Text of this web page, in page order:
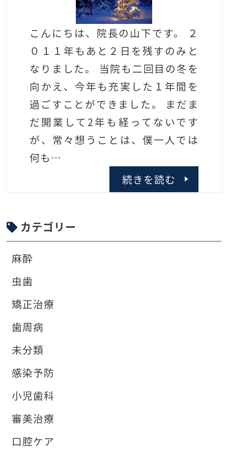
こんにちは、院長の山下です。 ２
０１１年もあと２日を残すのみと
なりました。 当院も二回目の冬を
向かえ、今年も充実した１年間を
過ごすことができました。 まだま
だ開業して2年も経ってないです
が、常々想うことは、僕一人では
何も…
続きを読む
カテゴリー
麻酔
虫歯
矯正治療
歯周病
未分類
感染予防
小児歯科
審美治療
口腔ケア